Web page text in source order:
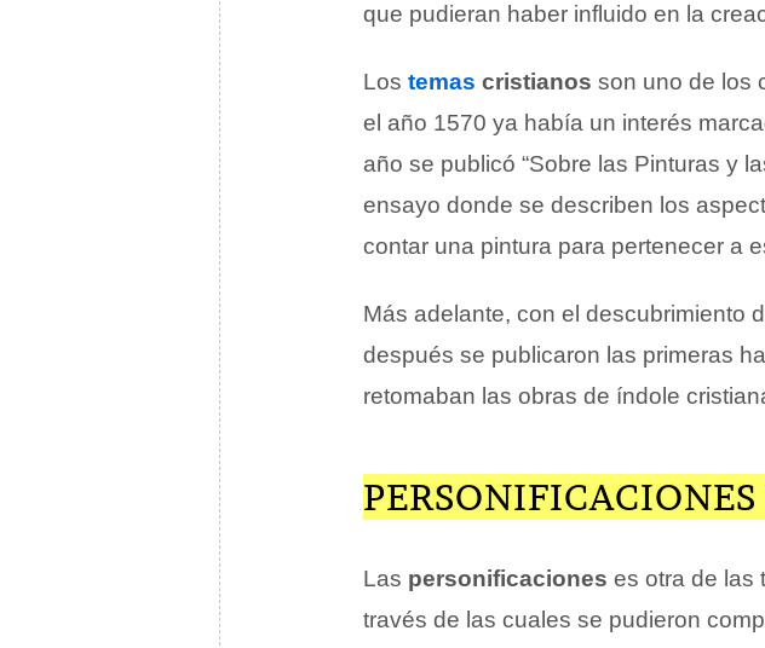
que pudieran haber influido en la
Los temas cristianos son uno de los
el año 1570 ya había un interés
año se publicó “Sobre las Pinturas y
ensayo donde se describen los
contar una pintura para pertenecer a
Más adelante, con el descubrimiento
después se publicaron las primeras
retomaban las obras de índole
Las personificaciones es otra de las
través de las cuales se pudieron